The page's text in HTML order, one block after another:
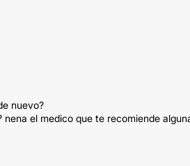
nuevo?
el medico que te recomiende